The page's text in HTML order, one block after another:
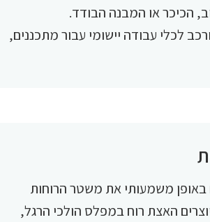
הכיכר או המבנה הבודד.
לכלי עבודה יישומי עבור מתכננים,
באופן משמעותי את משטר הרוחות
האצת רוח במפלס הולכי הרגל,